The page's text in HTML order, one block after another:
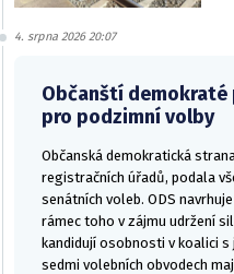
4. srpna 2026 20:07
Občanští
pro podzimní volby
Občanská demokratická
registračních úřadů, podala
senátních voleb. ODS
rámec toho v zájmu udržení
kandidují osobnosti v koalici s
sedmi volebních obvodech